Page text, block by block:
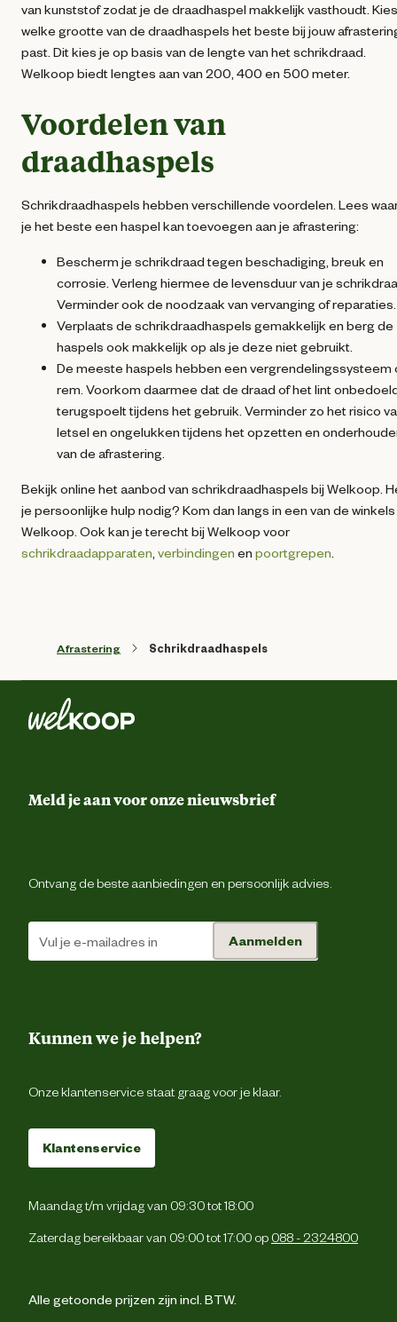
van kunststof zodat je de draadhaspel makkelijk vasthoudt. Kies
welke grootte van de draadhaspels het beste bij jouw
past. Dit kies je op basis van de lengte van het schrikdraad.
Welkoop biedt lengtes aan van 200, 400 en 500 meter.
Voordelen van
draadhaspels
Schrikdraadhaspels hebben verschillende voordelen. Lees
je het beste een haspel kan toevoegen aan je afrastering:
Bescherm je schrikdraad tegen beschadiging, breuk en
corrosie. Verleng hiermee de levensduur van je
Verminder ook de noodzaak van vervanging of reparaties.
Verplaats de schrikdraadhaspels gemakkelijk en berg de
haspels ook makkelijk op als je deze niet gebruikt.
De meeste haspels hebben een vergrendelingssysteem
rem. Voorkom daarmee dat de draad of het lint
terugspoelt tijdens het gebruik. Verminder zo het risico
letsel en ongelukken tijdens het opzetten en
van de afrastering.
Bekijk online het aanbod van schrikdraadhaspels bij Welkoop.
je persoonlijke hulp nodig? Kom dan langs in een van de winkels
Welkoop. Ook kan je terecht bij Welkoop voor
schrikdraadapparaten verbindingen en poortgrepen
Afrastering Schrikdraadhaspels
Meld je aan voor onze nieuwsbrief
Ontvang de beste aanbiedingen en persoonlijk advies.
Aanmelden
Kunnen we je helpen?
Onze klantenservice staat graag voor je klaar.
Klantenservice
Maandag t/m vrijdag van 09:30 tot 18:00
Zaterdag bereikbaar van 09:00 tot 17:00 op 088 - 2324800
Alle getoonde prijzen zijn incl. BTW.